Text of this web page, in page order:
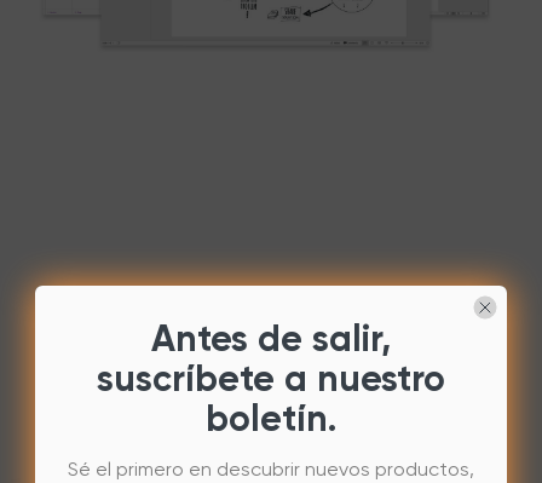
Antes de salir,
suscríbete a nuestro
boletín.
Sé el primero en descubrir nuevos productos,